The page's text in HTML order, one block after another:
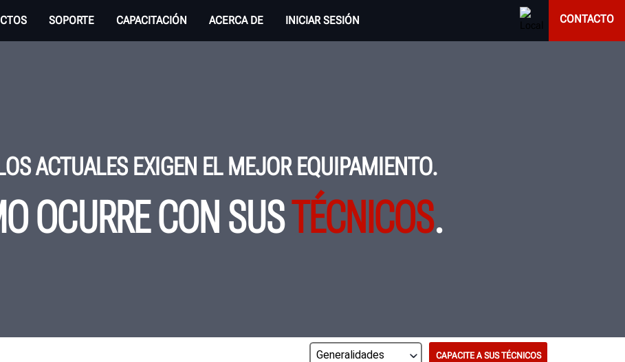
SOPORTE CAPACITACIÓN ACERCA DE INICIAR SESIÓN CONTACTO
ACTUALES EXIGEN EL MEJOR EQUIPAMIENTO.
OCURRE CON SUSTÉCNICOS.
CAPACITE A SUS TÉCNICOS